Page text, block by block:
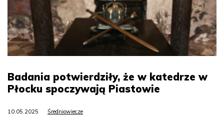
Badania potwierdziły, że w katedrze w
Płocku spoczywają Piastowie
10.05.2025 Średniowiecze